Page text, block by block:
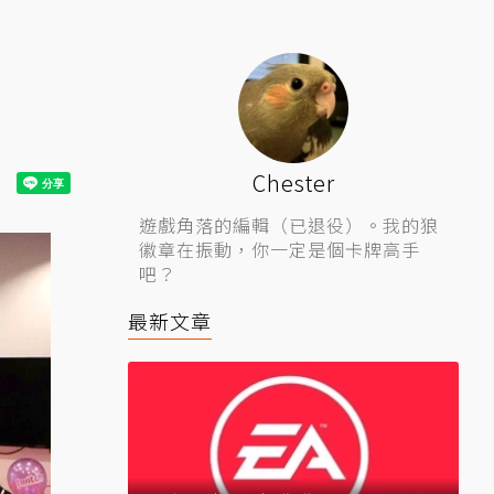
Chester
遊戲角落的編輯（已退役）。我的狼
徽章在振動，你一定是個卡牌高手
吧？
最新文章